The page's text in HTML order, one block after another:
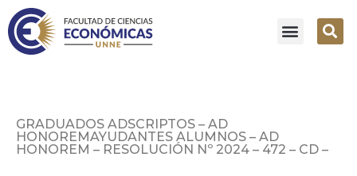
GRADUADOS ADSCRIPTOS – AD
HONOREMAYUDANTES ALUMNOS – AD
HONOREM – RESOLUCIÓN Nº 2024 – 472 – CD –